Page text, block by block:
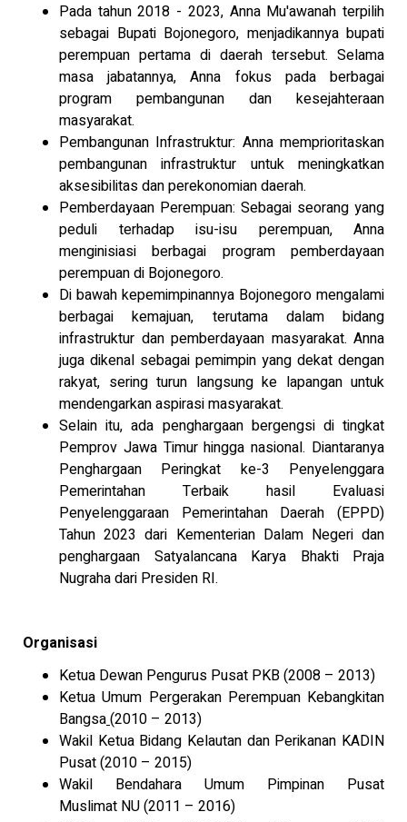
Pada tahun 2018 - 2023, Anna Mu'awanah terpilih
sebagai Bupati Bojonegoro, menjadikannya bupati
perempuan pertama di daerah tersebut. Selama
masa jabatannya, Anna fokus pada berbagai
program pembangunan dan kesejahteraan
masyarakat.
Pembangunan Infrastruktur: Anna memprioritaskan
pembangunan infrastruktur untuk meningkatkan
aksesibilitas dan perekonomian daerah.
Pemberdayaan Perempuan: Sebagai seorang yang
peduli terhadap isu-isu perempuan, Anna
menginisiasi berbagai program pemberdayaan
perempuan di Bojonegoro.
Di bawah kepemimpinannya Bojonegoro mengalami
berbagai kemajuan, terutama dalam bidang
infrastruktur dan pemberdayaan masyarakat. Anna
juga dikenal sebagai pemimpin yang dekat dengan
rakyat, sering turun langsung ke lapangan untuk
mendengarkan aspirasi masyarakat.
Selain itu, ada penghargaan bergengsi di tingkat
Pemprov Jawa Timur hingga nasional. Diantaranya
Penghargaan Peringkat ke-3 Penyelenggara
Pemerintahan Terbaik hasil Evaluasi
Penyelenggaraan Pemerintahan Daerah (EPPD)
Tahun 2023 dari Kementerian Dalam Negeri dan
penghargaan Satyalancana Karya Bhakti Praja
Nugraha dari Presiden RI.
Organisasi
Ketua Dewan Pengurus Pusat PKB (2008 – 2013)
Ketua Umum Pergerakan Perempuan Kebangkitan
Bangsa(2010 – 2013)
Wakil Ketua Bidang Kelautan dan Perikanan KADIN
Pusat (2010 – 2015)
Wakil Bendahara Umum Pimpinan Pusat
Muslimat NU (2011 – 2016)